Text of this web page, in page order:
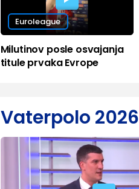
Euroleague
Milutinov posle osvajanja
titule prvaka Evrope
Vaterpolo 2026